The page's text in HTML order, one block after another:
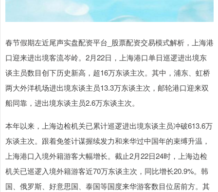
春节假期左近尾声实盘配资平台_股票配资交易模式解析，上海港
口迎来进出境客流岑岭。2月22日，上海港口单日巡逻进出境东
谈主员数目创下历史新高，超16万东谈主次。其中，浦东、虹桥
两大外洋机场进出境东谈主员13.3万东谈主次，邮轮港口迎来双
船同靠，进出境东谈主员2.6万东谈主次。
本年以来，上海边检机关已累计巡逻进出境东谈主员冲破613.6万
东谈主次。跟着免签计谋握续发力和来华过中国年的束缚升温，
上海港口入境外籍游客大幅增长。截止2月22日24时，上海边检
机关已巡逻入境外籍游客近70万东谈主次，同比增长20.9%。韩
国、俄罗斯、好意思国、泰国等国度来华游客数目位居前方。其